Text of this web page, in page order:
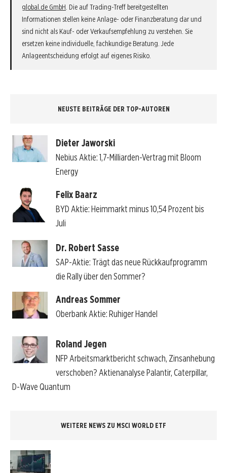
global.de GmbH . Die auf Trading-Treff bereitgestellten
Informationen stellen keine Anlage- oder Finanzberatung dar und
sind nicht als Kauf- oder Verkaufsempfehlung zu verstehen. Sie
ersetzen keine individuelle, fachkundige Beratung. Jede
Anlageentscheidung erfolgt auf eigenes Risiko.
NEUSTE BEITRÄGE DER TOP-AUTOREN
Dieter Jaworski
Nebius Aktie: 1,7-Milliarden-Vertrag mit Bloom
Energy
Felix Baarz
BYD Aktie: Heimmarkt minus 10,54 Prozent bis
Juli
Dr. Robert Sasse
SAP-Aktie: Trägt das neue Rückkaufprogramm
die Rally über den Sommer?
Andreas Sommer
Oberbank Aktie: Ruhiger Handel
Roland Jegen
NFP Arbeitsmarktbericht schwach, Zinsanhebung
verschoben? Aktienanalyse Palantir, Caterpillar,
D-Wave Quantum
WEITERE NEWS ZU MSCI WORLD ETF